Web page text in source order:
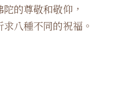
的尊敬和敬仰，
八種不同的祝福。